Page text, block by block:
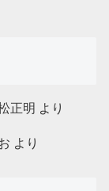
正明 より
より